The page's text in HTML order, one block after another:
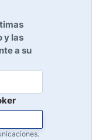
y las
a su